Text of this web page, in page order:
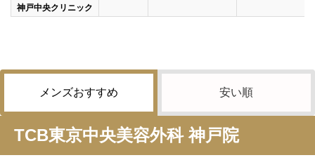
神戸中央クリニック
メンズおすすめ 安い順
TCB東京中央美容外科 神戸院